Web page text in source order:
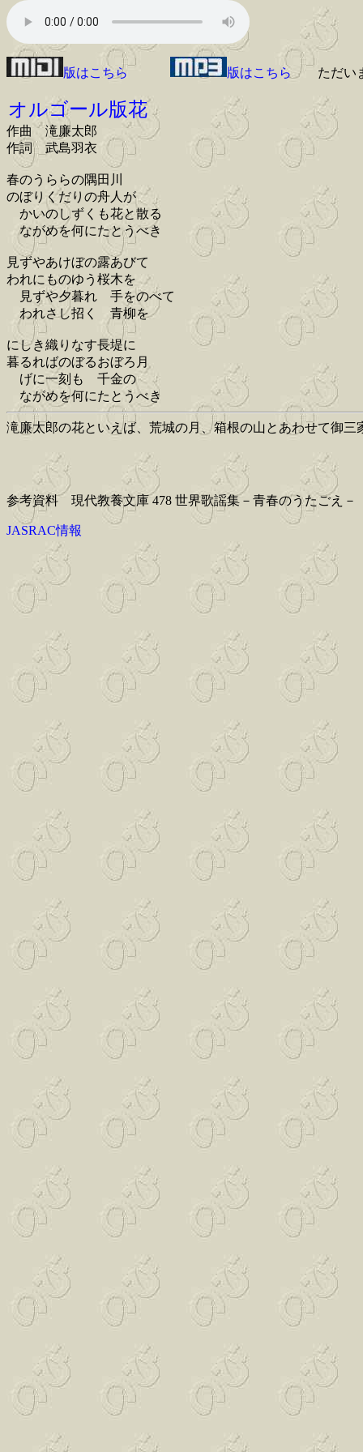
版はこちら 版はこちらただい
オルゴール版花
作曲 滝廉太郎
作詞 武島羽衣
春のうららの隅田川
のぼりくだりの舟人が
かいのしずくも花と散る
ながめを何にたとうべき
見ずやあけぼの露あびて
われにものゆう桜木を
見ずや夕暮れ 手をのべて
われさし招く 青柳を
にしき織りなす長堤に
暮るればのぼるおぼろ月
げに一刻も 千金の
ながめを何にたとうべき
滝廉太郎の花といえば、荒城の月、箱根の山とあわせて御三
参考資料 現代教養文庫 478 世界歌謡集－青春のうたごえ
JASRAC情報